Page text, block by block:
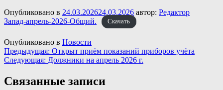
Опубликовано в 24.03.202624.03.2026 автор: Редактор
Запад-апрель-2026-Общий.
Скачать
Опубликовано в Новости
Навигация
по
записям
Предыдущая: Открыт приём показаний приборов учёта
Следующая: Должники на апрель 2026 г.
Связанные записи